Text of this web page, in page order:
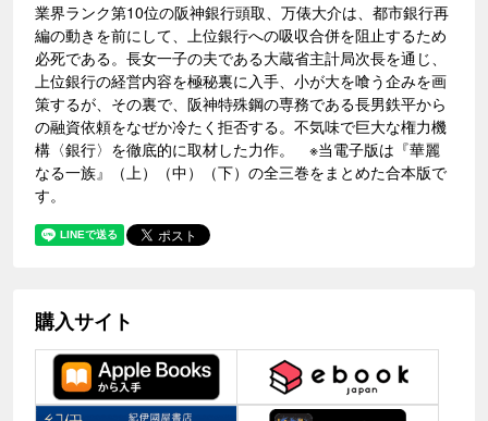
業界ランク第10位の阪神銀行頭取、万俵大介は、都市銀行再
編の動きを前にして、上位銀行への吸収合併を阻止するため
必死である。長女一子の夫である大蔵省主計局次長を通じ、
上位銀行の経営内容を極秘裏に入手、小が大を喰う企みを画
策するが、その裏で、阪神特殊鋼の専務である長男鉄平から
の融資依頼をなぜか冷たく拒否する。不気味で巨大な権力機
構〈銀行〉を徹底的に取材した力作。 ※当電子版は『華麗
なる一族』（上）（中）（下）の全三巻をまとめた合本版で
す。
購入サイト